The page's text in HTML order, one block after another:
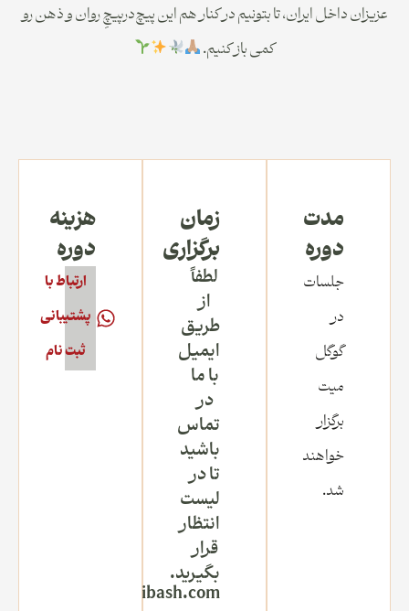
عزیزان داخل ایران، تا بتونیم در کنار هم این پیچ‌در‌پیچِ روان و ذهن رو
کمی باز کنیم.
مدت
دوره
جلسات
در
گوگل
میت
برگزار
خواهند
شد.
زمان
برگزاری
لطفاً
از
طریق
ایمیل
با ما
در
تماس
باشید
تا در
لیست
انتظار
قرار
بگیرید.
Om@yogibash.com
هزینه
دوره
ارتباط با
پشتیبانی
ثبت نام